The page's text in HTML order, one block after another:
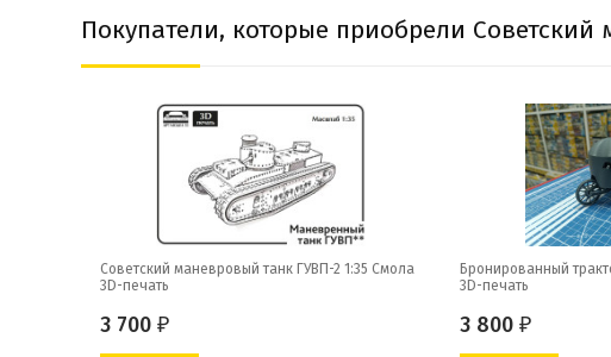
Покупатели, которые приобрели
Советский маневровый танк ГУВП-2 1:35 Смола
3D-печать
3 700 ₽
Бронированный
3D-печать
3 800 ₽